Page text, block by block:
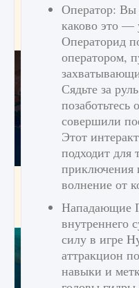
игре Creatures of Ava
9 августа 2024
Как разблокировать
Creatures of Ava
9 августа 2024
Оператор: Вы
каково это —
Операторид
оператором,
Сядьте за
совершили
Этот
подходит для
приключения
волнение от
Нападающие
внутреннего
силу в игре
аттракцион
навыки и